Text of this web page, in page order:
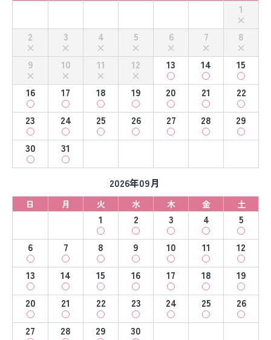
1
2
3 4 5 6 7
8
9
10 11 12 13 14
15
16
17 18 19 20 21
22
23
24 25 26 27 28
29
30
31
2026年09月
日 月 火 水 木 金 土
1 2 3 4
5
6
7 8 9 10 11
12
13
14 15 16 17 18
19
20
21 22 23 24 25
26
27
28 29 30